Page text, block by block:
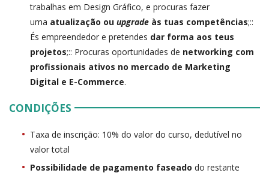
trabalhas em Design Gráfico, e procuras fazer
uma atualização ou upgrade às tuas competências;::
És empreendedor e pretendes dar forma aos teus
projetos;:: Procuras oportunidades de networking com
profissionais ativos no mercado de Marketing
Digital e E-Commerce.
CONDIÇÕES
Taxa de inscrição: 10% do valor do curso, dedutível no
valor total
Possibilidade de pagamento faseado do restante